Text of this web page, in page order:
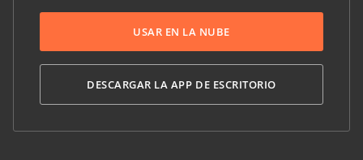
USAR EN LA NUBE
DESCARGAR LA APP DE ESCRITORIO